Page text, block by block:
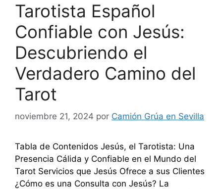
Tarotista Español
Confiable con Jesús:
Descubriendo el
Verdadero Camino del
Tarot
noviembre 21, 2024 por Camión Grúa en Sevilla
Tabla de Contenidos Jesús, el Tarotista: Una
Presencia Cálida y Confiable en el Mundo del
Tarot Servicios que Jesús Ofrece a sus Clientes
¿Cómo es una Consulta con Jesús? La